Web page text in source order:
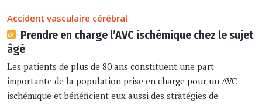
Accident vasculaire cérébral
Prendre en charge l’AVC ischémique chez le sujet
âgé
Les patients de plus de 80 ans constituent une part
importante de la population prise en charge pour un AVC
ischémique et bénéficient eux aussi des stratégies de